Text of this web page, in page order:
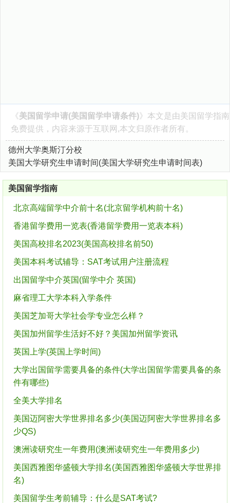
《美国留学申请(美国留学申请条件)》本文是由美国留学指南
免费提供，内容来源于互联网,本文归原作者所有。
德州大学奥斯汀分校
美国大学研究生申请时间(美国大学研究生申请时间表)
美国留学指南
北京高端留学中介前十名(北京留学机构前十名)
香港留学费用一览表(香港留学费用一览表本科)
美国高校排名2023(美国高校排名前50)
美国本科考试辅导：SAT考试用户注册流程
出国留学中介英国(留学中介 英国)
麻省理工大学本科入学条件
美国芝加哥大学社会学专业怎么样？
美国加州留学生活好不好？美国加州留学资讯
英国上学(英国上学时间)
大学出国留学需要具备的条件(大学出国留学需要具备的条
件有哪些)
全美大学排名
美国迈阿密大学世界排名多少(美国迈阿密大学世界排名多
少QS)
澳洲读研究生一年费用(澳洲读研究生一年费用多少)
美国西雅图华盛顿大学排名(美国西雅图华盛顿大学世界排
名)
美国留学生考前辅导：什么是SAT考试?